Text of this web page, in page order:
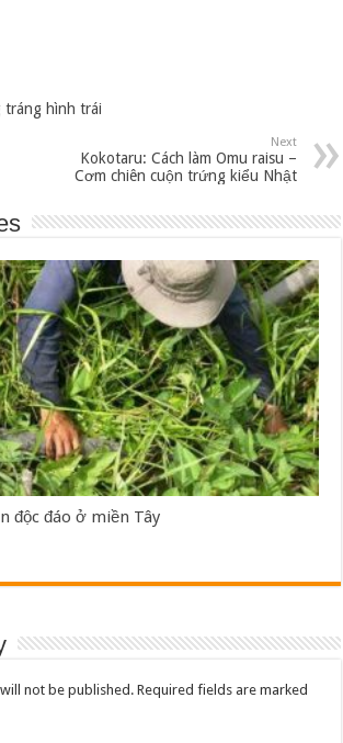
tráng hình trái
Next
Kokotaru: Cách làm Omu raisu –
Cơm chiên cuộn trứng kiểu Nhật
độc đáo ở miền Tây
not be published. Required fields are marked